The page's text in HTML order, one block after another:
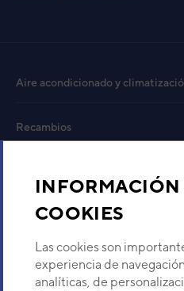
INFORMACIÓN
COOKIES
Las cookies son
experiencia de
analíticas, de
Aire acondicionado y
Recambios
Descubre Eurofred
Dónde Estamos